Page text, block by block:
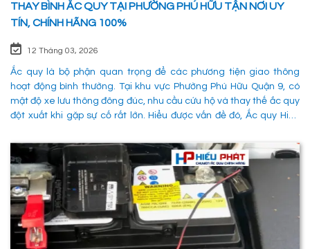
THAY BÌNH ẮC QUY TẠI PHƯỜNG PHÚ HỮU TẬN NƠI UY
TÍN, CHÍNH HÃNG 100%
12 Tháng 03, 2026
Ắc quy là bộ phận quan trọng để các phương tiện giao thông
hoạt động bình thường. Tại khu vực Phường Phú Hữu Quận 9, có
mật độ xe lưu thông đông đúc, nhu cầu cứu hộ và thay thế ắc quy
đột xuất khi gặp sự cố rất lớn. Hiểu được vấn đề đó, Ắc quy Hiếu
Hữu Quận 9 một cách nhanh chóng, chuyên nghiệp và đảm bảo
mọi hoạt động của các phương tiên giao thông không bị gián
đoạn. 1. Dịch vụ thay ắc quy tận nơi tại Phường Phú Hữu Quận 9
nhanh chóng, uy tín